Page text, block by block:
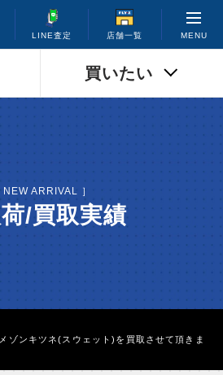
LINE査定 店舗一覧 MENU
買いたい
NEW ARRIVAL ］
/買取実績
ゾンキツネ(スウェット)を買取させて頂きま